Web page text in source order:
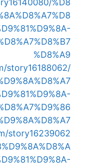
%D8
%D8%A9
story16188062/
story16239062